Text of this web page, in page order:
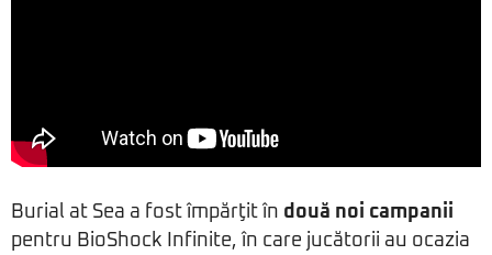
Burial at Sea a fost împărţit în două noi campanii
pentru BioShock Infinite, în care jucătorii au ocazia